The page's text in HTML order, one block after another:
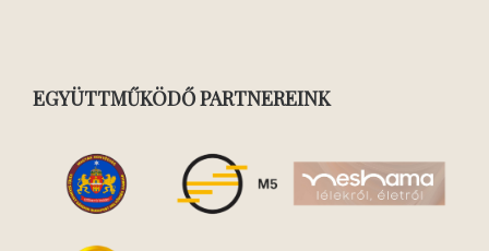
EGYÜTTMŰKÖDŐ PARTNEREINK